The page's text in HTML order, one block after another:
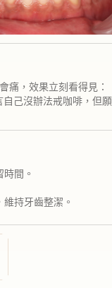
痛，效果立刻看得見：
自己沒辦法戒咖啡，但願
間。
持牙齒整潔。